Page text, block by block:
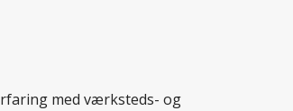
med værksteds- og